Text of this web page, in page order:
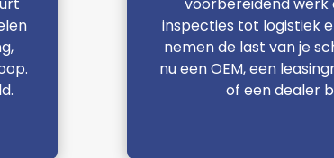
inspecties tot logistiek
nemen de last van je
nu een OEM, een
of een dealer